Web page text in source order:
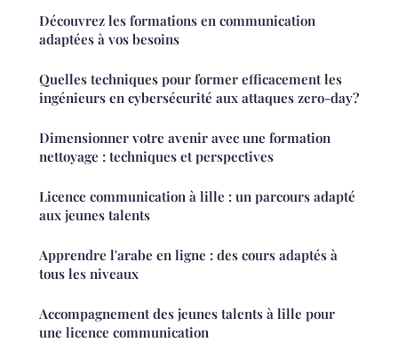
Découvrez les formations en communication
adaptées à vos besoins
Quelles techniques pour former efficacement les
ingénieurs en cybersécurité aux attaques zero-day?
Dimensionner votre avenir avec une formation
nettoyage : techniques et perspectives
Licence communication à lille : un parcours adapté
aux jeunes talents
Apprendre l'arabe en ligne : des cours adaptés à
tous les niveaux
Accompagnement des jeunes talents à lille pour
une licence communication